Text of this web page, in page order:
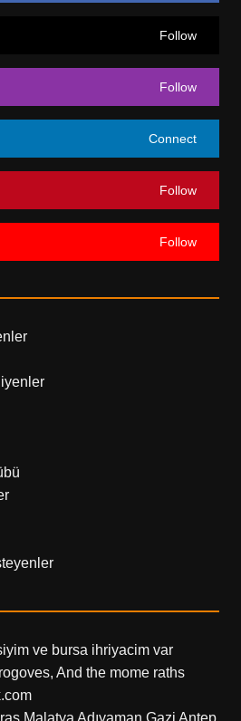
Follow
Follow
Connect
Follow
Follow
ve bursa ihriyacim var
And the mome raths
Malatya Adıyaman Gazi Antep